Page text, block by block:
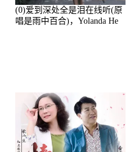
(0)爱到深处全是泪在线听(原
唱是雨中百合)，Yolanda He